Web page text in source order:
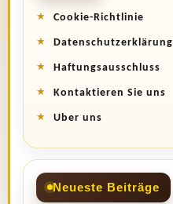
Cookie-Richtlinie
Datenschutzerklärung
Haftungsausschluss
Kontaktieren Sie uns
Uber uns
Neueste Beiträge